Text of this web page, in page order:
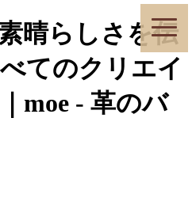
toggle
晴らしさを伝
てのクリエイ
moe - 革のバ